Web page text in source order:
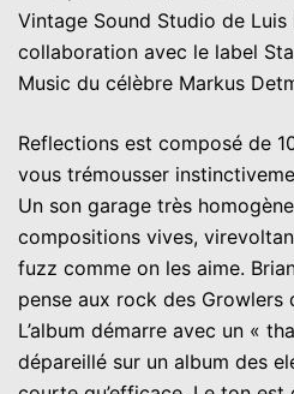
Vintage Sound Studio de
collaboration avec le label
Music du célèbre Markus
Reflections est composé de
vous trémousser
Un son garage très
compositions vives,
fuzz comme on les aime.
pense aux rock des Growlers
L’album démarre avec un «
dépareillé sur un album des